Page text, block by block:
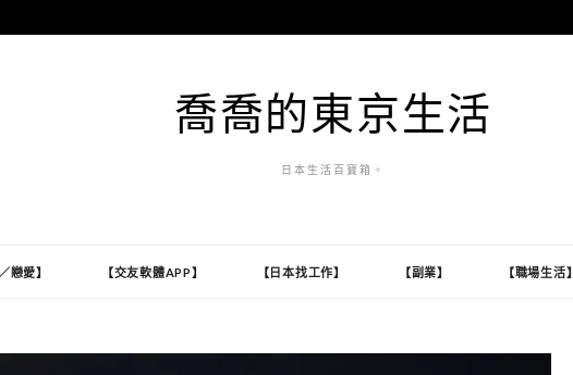
喬喬的東京生活
日本生活百寶箱。
戀愛】 【交友軟體APP】 【日本找工作】 【副業】 【職場生活】